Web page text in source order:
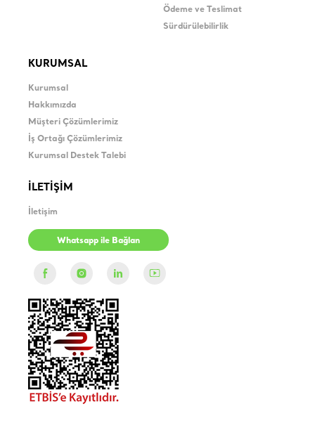
Ödeme ve Teslimat
Sürdürülebilirlik
KURUMSAL
Kurumsal
Hakkımızda
Müşteri Çözümlerimiz
İş Ortağı Çözümlerimiz
Kurumsal Destek Talebi
İLETİŞİM
İletişim
Whatsapp ile Bağlan